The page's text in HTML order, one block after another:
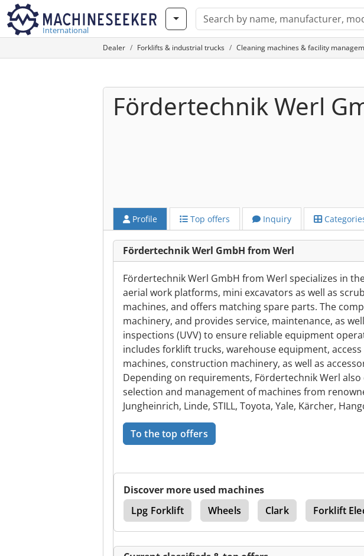
International
Dealer Forklifts & industrial trucks Cleaning machines & facility
Fördertechnik Werl
Profile Top offers Inquiry
Fördertechnik Werl GmbH from Werl
Fördertechnik Werl GmbH from Werl specializes in
aerial work platforms, mini excavators as well as
machines, and offers matching spare parts. The
machinery, and provides service, maintenance, as
inspections (UVV) to ensure reliable equipment
includes forklift trucks, warehouse equipment,
machines, construction machinery, as well as
Depending on requirements, Fördertechnik Werl
selection and management of machines from
Jungheinrich, Linde, STILL, Toyota, Yale, Kärcher,
To the top offers
Discover more used machines
Lpg Forklift
Wheels Clark Forklift